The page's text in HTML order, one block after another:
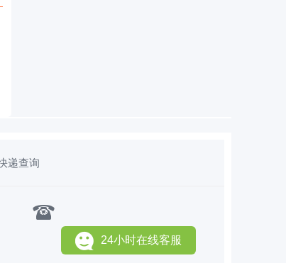
递查询
24小时在线客服